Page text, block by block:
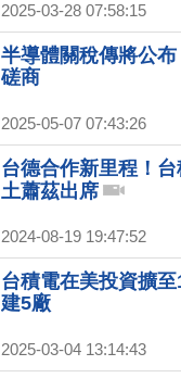
2025-03-28 07:58:15
半導體關稅傳將公
磋商
2025-05-07 07:43:26
台德合作新里程！
土蕭茲出席
2024-08-19 19:47:52
台積電在美投資擴
建5廠
2025-03-04 13:14:43